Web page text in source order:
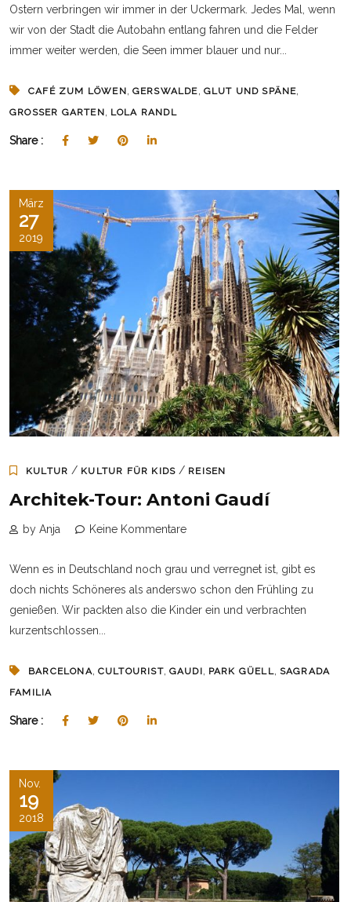
Ostern verbringen wir immer in der Uckermark. Jedes Mal, wenn
wir von der Stadt die Autobahn entlang fahren und die Felder
immer weiter werden, die Seen immer blauer und nur...
CAFÉ ZUM LÖWEN GERSWALDE GLUT UND SPÄNE
GROSSER GARTEN LOLA RANDL
Share :
März
27
2019
KULTUR / KULTUR FÜR KIDS / REISEN
Architek-Tour: Antoni Gaudí
by Anja Keine Kommentare
Wenn es in Deutschland noch grau und verregnet ist, gibt es
doch nichts Schöneres als anderswo schon den Frühling zu
genießen. Wir packten also die Kinder ein und verbrachten
kurzentschlossen...
BARCELONA CULTOURIST, GAUDI PARK GÜELL SAGRADA
FAMILIA
Share :
Nov.
19
2018